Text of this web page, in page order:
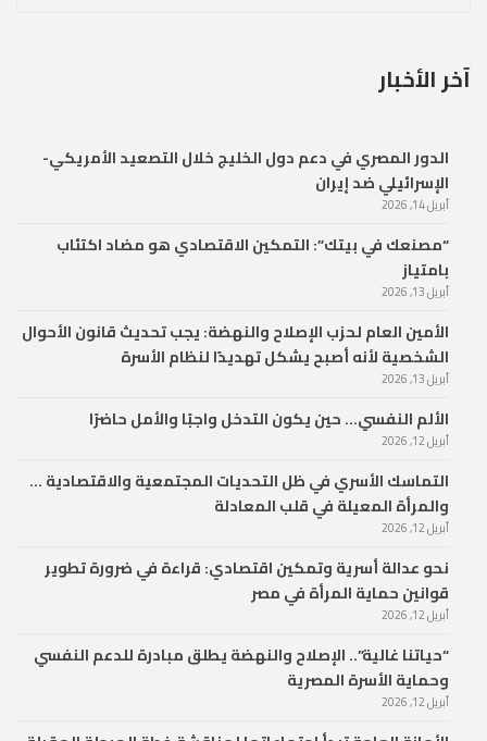
آخر الأخبار
الدور المصري في دعم دول الخليج خلال التصعيد الأمريكي-
الإسرائيلي ضد إيران
أبريل 14, 2026
“مصنعك في بيتك”: التمكين الاقتصادي هو مضاد اكتئاب
بامتياز
أبريل 13, 2026
الأمين العام لحزب الإصلاح والنهضة: يجب تحديث قانون الأحوال
الشخصية لأنه أصبح يشكل تهديدًا لنظام الأسرة
أبريل 13, 2026
الألم النفسي… حين يكون التدخل واجبًا والأمل حاضرًا
أبريل 12, 2026
التماسك الأسري في ظل التحديات المجتمعية والاقتصادية …
والمرأة المعيلة في قلب المعادلة
أبريل 12, 2026
نحو عدالة أسرية وتمكين اقتصادي: قراءة في ضرورة تطوير
قوانين حماية المرأة في مصر
أبريل 12, 2026
“حياتنا غالية”.. الإصلاح والنهضة يطلق مبادرة للدعم النفسي
وحماية الأسرة المصرية
أبريل 12, 2026